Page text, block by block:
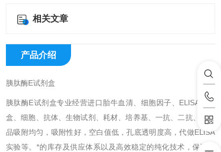
相关文章
产品介绍
胰肽酶E试剂盒
胰肽酶E试剂盒专业经营进口胎牛血清、细胞因子、ELISA试剂
盒、细胞、抗体、生物试剂、耗材、培养基、一抗、二抗、其产
品吸附均匀，吸附性好，空白值低，孔底透明度高，代做ELISA
实验等。*的库存及供应体系以及高效稳定的纯化技术，保证产